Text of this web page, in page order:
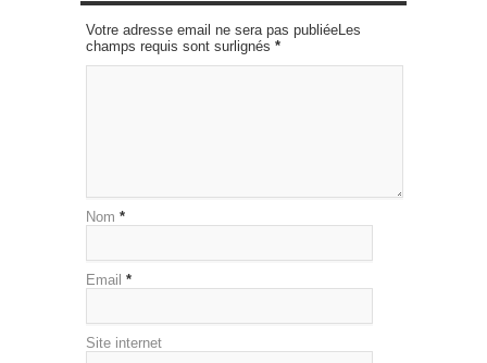
Votre adresse email ne sera pas publiéeLes
champs requis sont surlignés *
Nom *
Email *
Site internet